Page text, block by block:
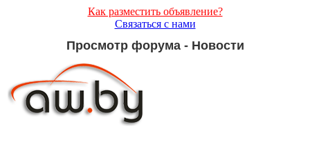
Как разместить объявление?
Связаться с нами
Просмотр форума - Новости